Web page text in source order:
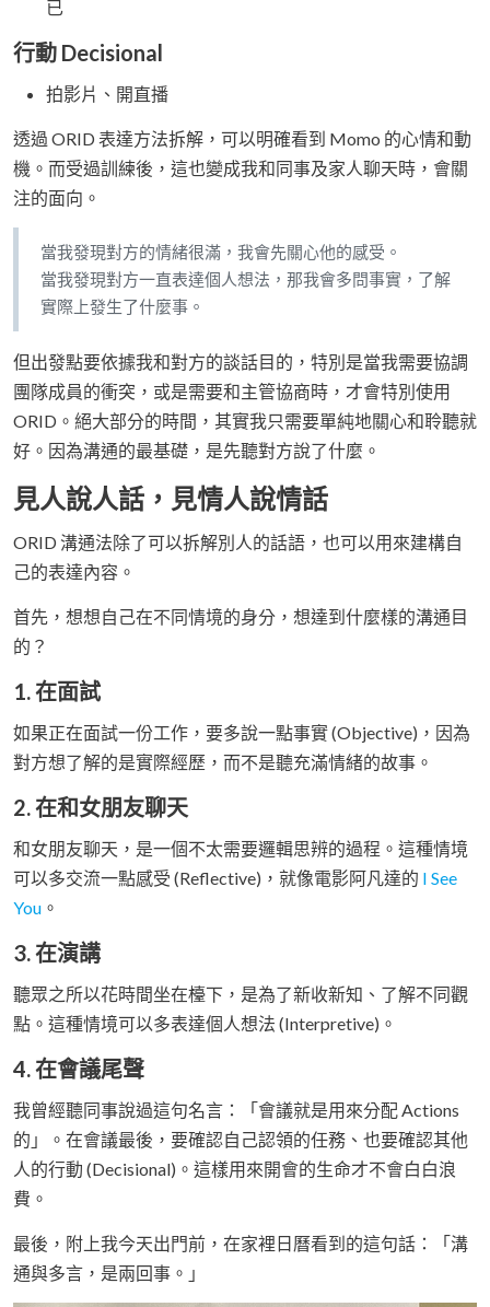
已
行動 Decisional
拍影片、開直播
透過 ORID 表達方法拆解，可以明確看到 Momo 的心情和動
機。而受過訓練後，這也變成我和同事及家人聊天時，會關
注的面向。
當我發現對方的情緒很滿，我會先關心他的感受。
當我發現對方一直表達個人想法，那我會多問事實，了解
實際上發生了什麼事。
但出發點要依據我和對方的談話目的，特別是當我需要協調
團隊成員的衝突，或是需要和主管協商時，才會特別使用
ORID。絕大部分的時間，其實我只需要單純地關心和聆聽就
好。因為溝通的最基礎，是先聽對方說了什麼。
見人說人話，見情人說情話
ORID 溝通法除了可以拆解別人的話語，也可以用來建構自
己的表達內容。
首先，想想自己在不同情境的身分，想達到什麼樣的溝通目
的？
1. 在面試
如果正在面試一份工作，要多說一點事實 (Objective)，因為
對方想了解的是實際經歷，而不是聽充滿情緒的故事。
2. 在和女朋友聊天
和女朋友聊天，是一個不太需要邏輯思辨的過程。這種情境
可以多交流一點感受 (Reflective)，就像電影阿凡達的 I See
You 。
3. 在演講
聽眾之所以花時間坐在檯下，是為了新收新知、了解不同觀
點。這種情境可以多表達個人想法 (Interpretive)。
4. 在會議尾聲
我曾經聽同事說過這句名言：「會議就是用來分配 Actions
的」。在會議最後，要確認自己認領的任務、也要確認其他
人的行動 (Decisional)。這樣用來開會的生命才不會白白浪
費。
最後，附上我今天出門前，在家裡日曆看到的這句話：「溝
通與多言，是兩回事。」